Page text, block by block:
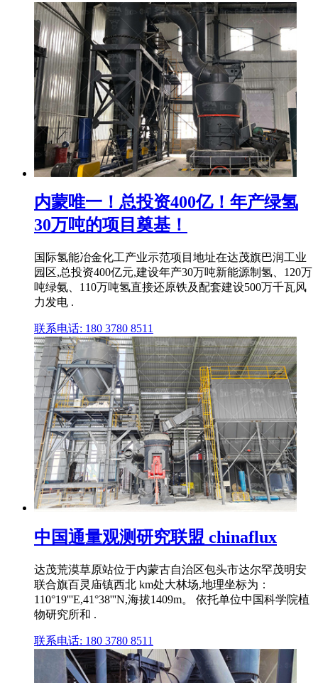
内蒙唯一！总投资400亿！年产绿氢
30万吨的项目奠基！
国际氢能冶金化工产业示范项目地址在达茂旗巴润工业
园区,总投资400亿元,建设年产30万吨新能源制氢、120万
吨绿氨、110万吨氢直接还原铁及配套建设500万千瓦风
力发电 .
联系电话: 180 3780 8511
中国通量观测研究联盟 chinaflux
达茂荒漠草原站位于内蒙古自治区包头市达尔罕茂明安
联合旗百灵庙镇西北 km处大林场,地理坐标为：
110°19'''E,41°38'''N,海拔1409m。 依托单位中国科学院植
物研究所和 .
联系电话: 180 3780 8511